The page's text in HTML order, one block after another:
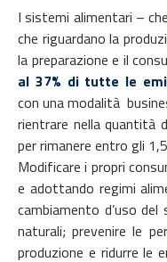
I sistemi alimentari –
che riguardano la
la preparazione e il
al 37% di tutte le
con una modalità
rientrare nella quantità
per rimanere entro gli
Modificare i propri
e adottando regimi
cambiamento d’uso
naturali; prevenire le
produzione e ridurre le